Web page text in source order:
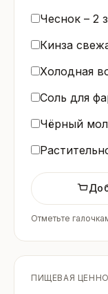
Чеснок – 2
Кинза
Холодная
Соль для
Чёрный
Отметьте
ПИЩЕВАЯ